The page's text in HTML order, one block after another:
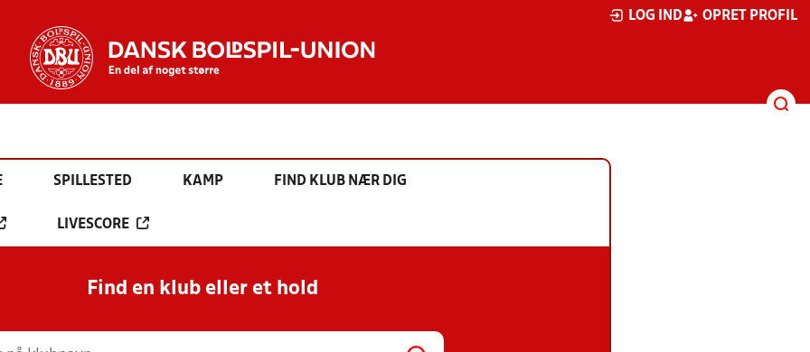
LOG IND OPRET PROFIL
SPILLESTED KAMP FIND KLUB NÆR DIG
LIVESCORE
Find en klub eller et hold